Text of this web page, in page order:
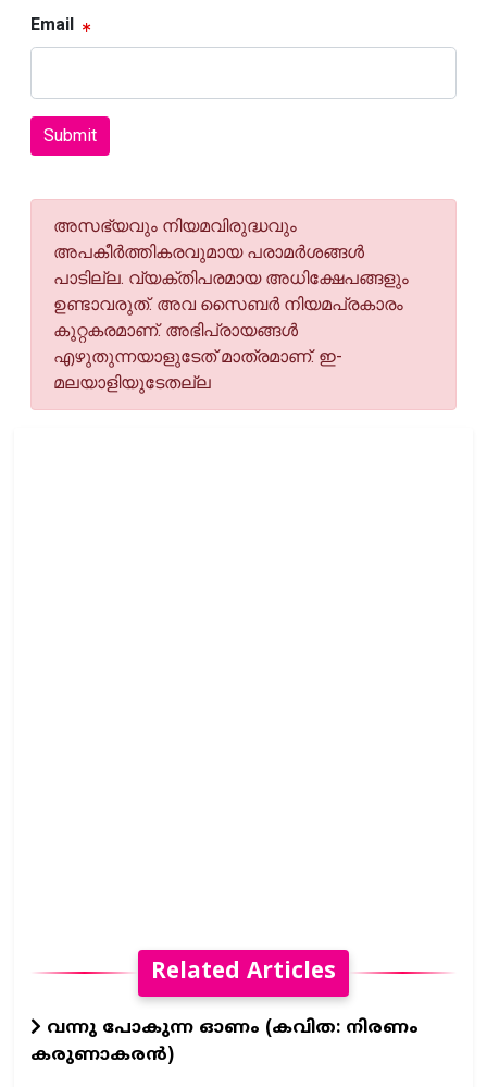
Email
Submit
അസഭ്യവും നിയമവിരുദ്ധവും
അപകീര്‍ത്തികരവുമായ പരാമര്‍ശങ്ങള്‍
പാടില്ല. വ്യക്തിപരമായ അധിക്ഷേപങ്ങളും
ഉണ്ടാവരുത്. അവ സൈബര്‍ നിയമപ്രകാരം
കുറ്റകരമാണ്. അഭിപ്രായങ്ങള്‍
എഴുതുന്നയാളുടേത് മാത്രമാണ്. ഇ-
മലയാളിയുടേതല്ല
Related Articles
വന്നു പോകുന്ന ഓണം (കവിത: നിരണം
കരുണാകരൻ)